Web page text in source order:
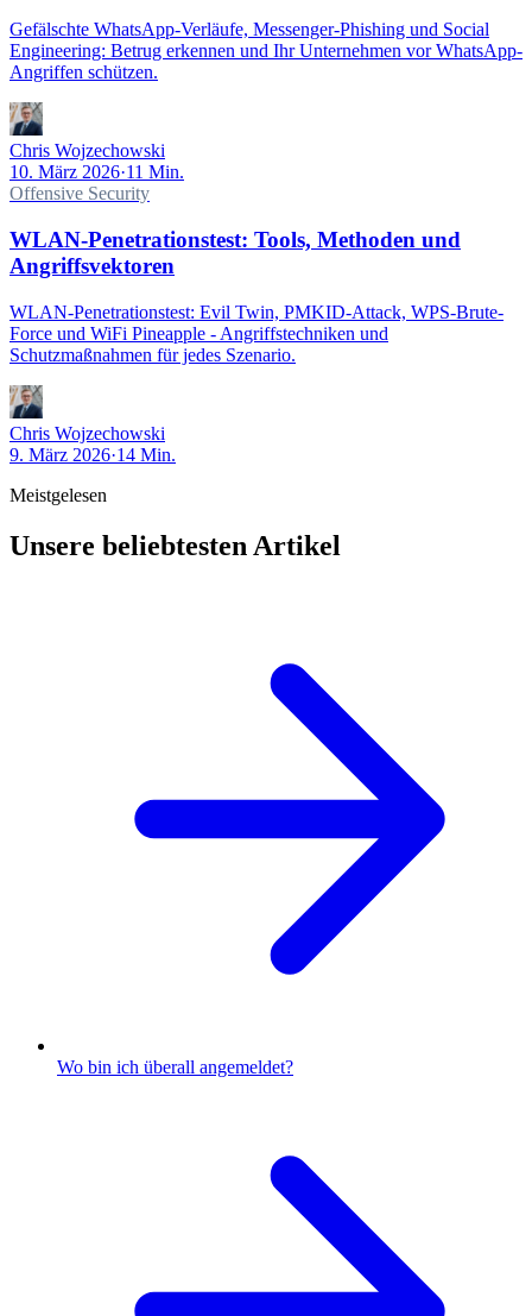
Gefälschte WhatsApp-Verläufe, Messenger-Phishing und Social
Engineering: Betrug erkennen und Ihr Unternehmen vor WhatsApp-
Angriffen schützen.
Chris Wojzechowski
10. März 2026·11 Min.
Offensive Security
WLAN-Penetrationstest: Tools, Methoden und
Angriffsvektoren
WLAN-Penetrationstest: Evil Twin, PMKID-Attack, WPS-Brute-
Force und WiFi Pineapple - Angriffstechniken und
Schutzmaßnahmen für jedes Szenario.
Chris Wojzechowski
9. März 2026·14 Min.
Meistgelesen
Unsere beliebtesten Artikel
Wo bin ich überall angemeldet?